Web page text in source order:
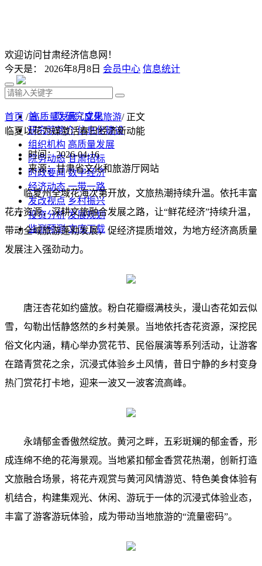
欢迎访问甘肃经济信息网！
今天是： 2026年8月8日 会员中心 信息统计
首 页 研究成果
研究院简介 信息化建设
组织机构 高质量发展
院务动态 甘肃招标
时政要闻 数字经济
经济动态 一带一路
发改视点 乡村振兴
投资分析 发展规划
监测预测 文库下载
首页 /高质量发展/文化旅游/ 正文
临夏以花为媒激活春日经济新动能
时间：2026-04-16
来源：甘肃省文化和旅游厅网站
临夏州全域花海次第开放，文旅热潮持续升温。依托丰富
花卉资源，深耕文旅融合发展之路，让“鲜花经济”持续升温，
带动全域旅游蓬勃发展，促经济提质增效，为地方经济高质量
发展注入强劲动力。
唐汪杏花如约盛放。粉白花瓣缀满枝头，漫山杏花如云似
雪，勾勒出恬静悠然的乡村美景。当地依托杏花资源，深挖民
俗文化内涵，精心举办赏花节、民俗展演等系列活动，让游客
在踏青赏花之余，沉浸式体验乡土风情，昔日宁静的乡村变身
热门赏花打卡地，迎来一波又一波客流高峰。
永靖郁金香傲然绽放。黄河之畔，五彩斑斓的郁金香，形
成连绵不绝的花海景观。当地紧扣郁金香赏花热潮，创新打造
文旅融合场景，将花卉观赏与黄河风情游览、特色美食体验有
机结合，构建集观光、休闲、游玩于一体的沉浸式体验业态，
丰富了游客游玩体验，成为带动当地旅游的“流量密码”。